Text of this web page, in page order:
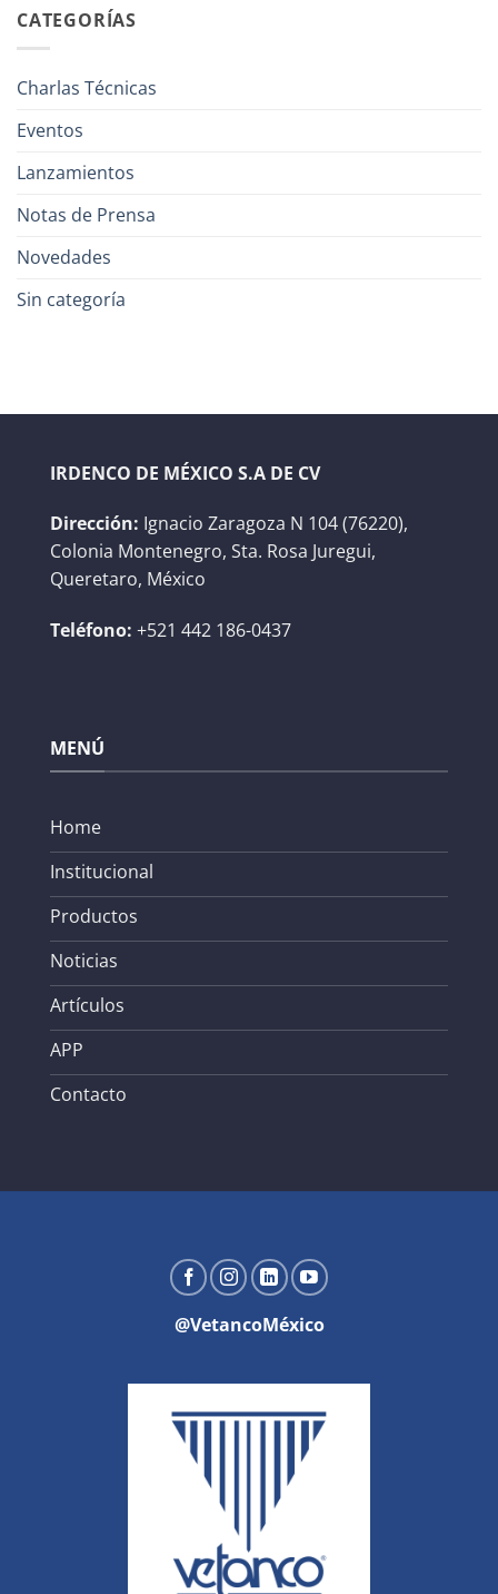
CATEGORÍAS
Charlas Técnicas
Eventos
Lanzamientos
Notas de Prensa
Novedades
Sin categoría
IRDENCO DE MÉXICO S.A DE CV
Dirección: Ignacio Zaragoza N 104 (76220),
Colonia Montenegro, Sta. Rosa Juregui,
Queretaro, México
Teléfono: +521 442 186-0437
MENÚ
Home
Institucional
Productos
Noticias
Artículos
APP
Contacto
@VetancoMéxico